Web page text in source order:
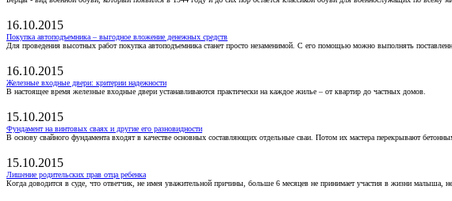
16.10.2015
Покупка автоподъемника – выгодное вложение денежных средств
Для проведения высотных работ покупка автоподъемника станет просто незаменимой. С его помощью можно выполнять
16.10.2015
Железные входные двери: критерии надежности
В настоящее время железные входные двери устанавливаются практически на каждое жилье – от квартир до частных домов.
15.10.2015
Фундамент на винтовых сваях и другие его разновидности
В основу свайного фундамента входят в качестве основных составляющих отдельные сваи. Потом их мастера перекрывают
15.10.2015
Лишение родительских прав отца ребенка
Когда доводится в суде, что ответчик, не имея уважительной причины, больше 6 месяцев не принимает участия в жизни малыша,